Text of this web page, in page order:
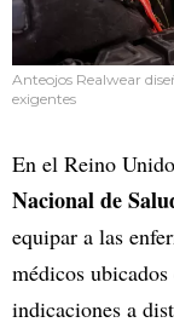
Anteojos Realwear
exigentes
En el Reino
Nacional de
equipar a las
médicos
indicaciones a